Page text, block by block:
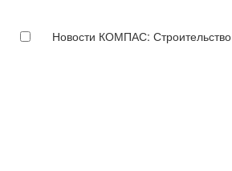
Новости КОМПАС: Строительство